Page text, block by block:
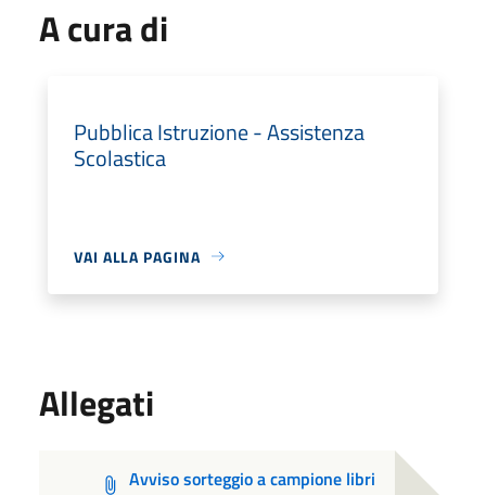
A cura di
Pubblica Istruzione - Assistenza
Scolastica
VAI ALLA PAGINA
Allegati
Avviso sorteggio a campione libri